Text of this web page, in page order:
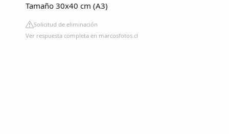
Tamaño 30x40 cm (A3)
Solicitud de eliminación
Ver respuesta completa en marcosfotos.cl